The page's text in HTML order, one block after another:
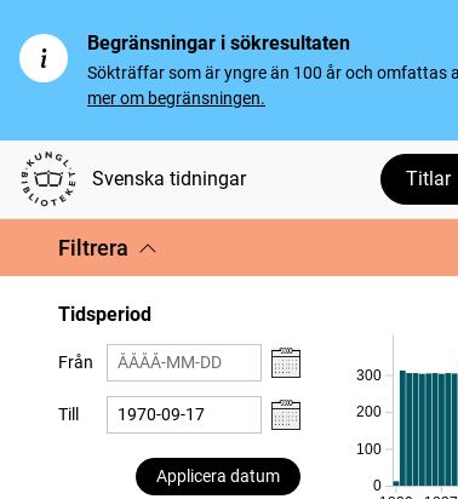
Begränsningar i sökresultaten
Sökträffar som är yngre än 100 år och omfattas
mer om begränsningen.
Svenska tidningar Titlar
Filtrera
Tidsperiod
Från
Till
Applicera datum
0
100
200
300